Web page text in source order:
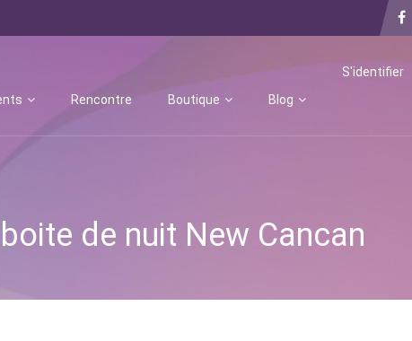
S'identifier
Rencontre Boutique Blog
de nuit New Cancan